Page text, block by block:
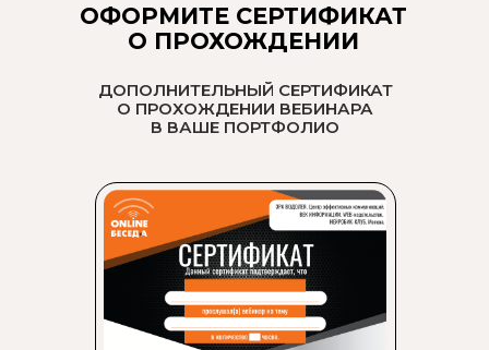
ОФОРМИТЕ СЕРТИФИКАТ
О ПРОХОЖДЕНИИ
ДОПОЛНИТЕЛЬНЫЙ СЕРТИФИКАТ
О ПРОХОЖДЕНИИ ВЕБИНАРА
В ВАШЕ ПОРТФОЛИО